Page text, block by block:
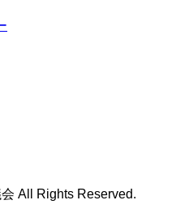
All Rights Reserved.